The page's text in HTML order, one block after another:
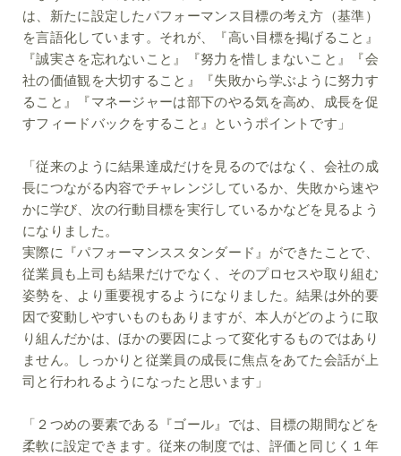
は、新たに設定したパフォーマンス目標の考え方（基準）
を言語化しています。それが、『高い目標を掲げること』
『誠実さを忘れないこと』『努力を惜しまないこと』『会
社の価値観を大切すること』『失敗から学ぶように努力す
ること』『マネージャーは部下のやる気を高め、成長を促
すフィードバックをすること』というポイントです」
「従来のように結果達成だけを見るのではなく、会社の成
長につながる内容でチャレンジしているか、失敗から速や
かに学び、次の行動目標を実行しているかなどを見るよう
になりました。
実際に『パフォーマンススタンダード』ができたことで、
従業員も上司も結果だけでなく、そのプロセスや取り組む
姿勢を、より重要視するようになりました。結果は外的要
因で変動しやすいものもありますが、本人がどのように取
り組んだかは、ほかの要因によって変化するものではあり
ません。しっかりと従業員の成長に焦点をあてた会話が上
司と行われるようになったと思います」
「２つめの要素である『ゴール』では、目標の期間などを
柔軟に設定できます。従来の制度では、評価と同じく１年